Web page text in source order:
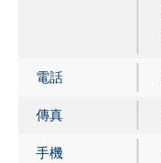
電話
傳真
手機